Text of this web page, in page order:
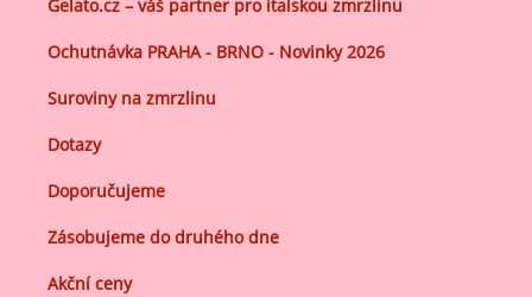
Gelato.cz – váš partner pro italskou zmrzlinu
Ochutnávka PRAHA - BRNO - Novinky 2026
Suroviny na zmrzlinu
Dotazy
Doporučujeme
Zásobujeme do druhého dne
Akční ceny